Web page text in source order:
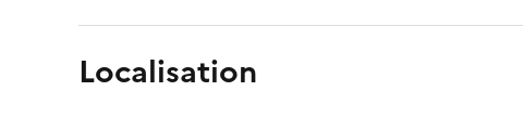
Localisation